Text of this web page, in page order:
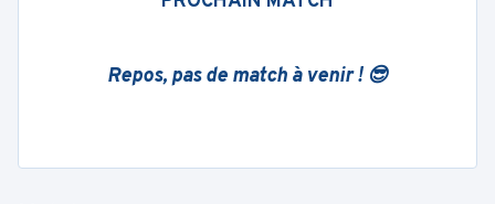
Repos, pas de match à venir ! 😎